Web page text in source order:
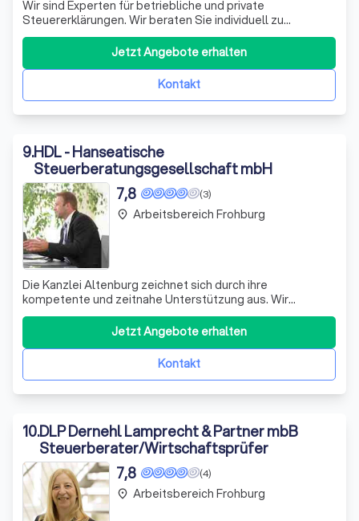
Wir sind Experten für betriebliche und private
Steuererklärungen. Wir beraten Sie individuell zu
steuerlichen Abzugsmöglichkeiten und passen Ihre
Einkommensteuer-Vorauszahlungen an schwankende
Umsätze an. Unsere Dienstleistungen umfassen die
Erstellung von Steuererklärungen, Anträgen auf
Kontakt
Jetzt Angebote erhalten
9.HDL - Hanseatische
Steuerberatungsgesellschaft mbH
(3)
7,8
Die Kanzlei Altenburg zeichnet sich durch ihre
kompetente und zeitnahe Unterstützung aus. Wir
betreuen Einzelpersonen, Vereine und Unternehmen aller
Größen und Branchen mit einem erfahrenen Team aus
Steuerberatern und Fachangestellten. Als Teil der
leistungsstarken Dr. Schuhmann Gruppe profitieren u
Kontakt
Jetzt Angebote erhalten
place Arbeitsbereich Frohburg
10.DLP Dernehl Lamprecht & Partner mbB
Steuerberater/Wirtschaftsprüfer
(4)
7,8
place Arbeitsbereich Frohburg